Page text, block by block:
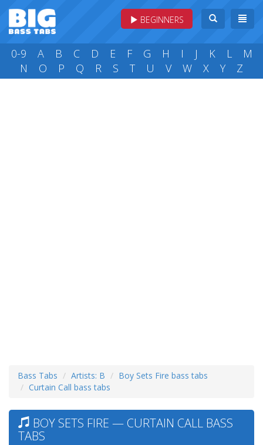
BEGINNERS
0-9 A B C D E F G H I J K L
M
N
O P Q R S T U V W X Y Z
Bass Tabs Artists: B
Boy Sets Fire bass tabs
Curtain Call bass tabs
BOY SETS FIRE — CURTAIN CALL BASS
TABS